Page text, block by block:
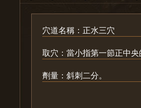
穴道名稱：正水三穴
取穴：當小指第一節正中央
劑量：斜刺二分。